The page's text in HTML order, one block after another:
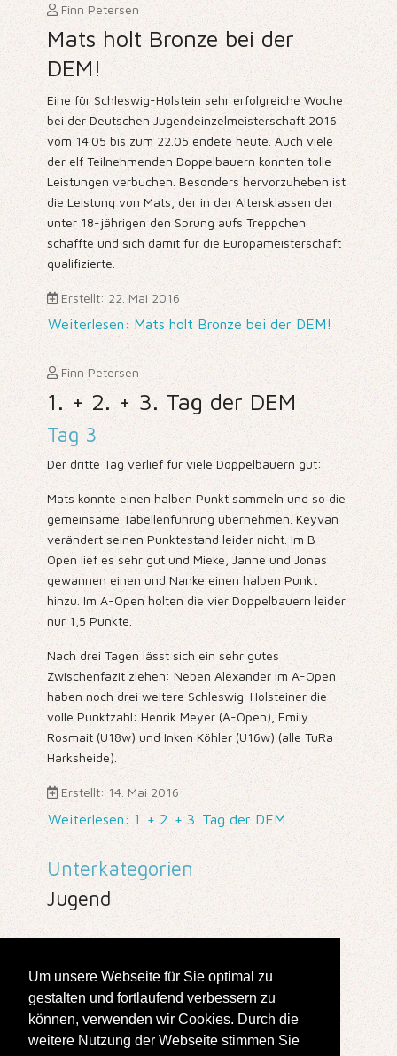
Um unsere Webseite für Sie optimal zu
gestalten und fortlaufend verbessern zu
können, verwenden wir Cookies. Durch die
weitere Nutzung der Webseite stimmen Sie
Finn Petersen
Mats holt Bronze bei der
DEM!
Eine für Schleswig-Holstein sehr erfolgreiche Woche
bei der Deutschen Jugendeinzelmeisterschaft 2016
vom 14.05 bis zum 22.05 endete heute. Auch viele
der elf Teilnehmenden Doppelbauern konnten tolle
Leistungen verbuchen. Besonders hervorzuheben ist
die Leistung von Mats, der in der Altersklassen der
unter 18-jährigen den Sprung aufs Treppchen
schaffte und sich damit für die Europameisterschaft
qualifizierte.
Erstellt: 22. Mai 2016
Weiterlesen: Mats holt Bronze bei der DEM!
Finn Petersen
1. + 2. + 3. Tag der DEM
Tag 3
Der dritte Tag verlief für viele Doppelbauern gut:
Mats konnte einen halben Punkt sammeln und so die
gemeinsame Tabellenführung übernehmen. Keyvan
verändert seinen Punktestand leider nicht. Im B-
Open lief es sehr gut und Mieke, Janne und Jonas
gewannen einen und Nanke einen halben Punkt
hinzu. Im A-Open holten die vier Doppelbauern leider
nur 1,5 Punkte.
Nach drei Tagen lässt sich ein sehr gutes
Zwischenfazit ziehen: Neben Alexander im A-Open
haben noch drei weitere Schleswig-Holsteiner die
volle Punktzahl: Henrik Meyer (A-Open), Emily
Rosmait (U18w) und Inken Köhler (U16w) (alle TuRa
Harksheide).
Erstellt: 14. Mai 2016
Weiterlesen: 1. + 2. + 3. Tag der DEM
Unterkategorien
Jugend